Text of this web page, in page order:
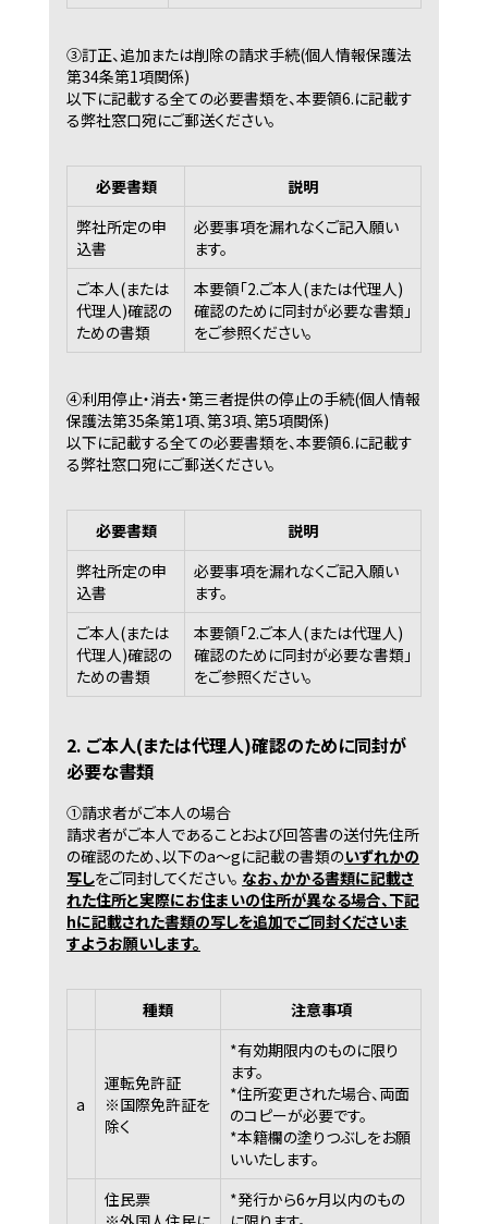
③訂正、追加または削除の請求手続(個人情報保護法
第34条第1項関係)
以下に記載する全ての必要書類を、本要領6.に記載す
る弊社窓口宛にご郵送ください。
必要書類
説明
弊社所定の申
込書
必要事項を漏れなくご記入願い
ます。
ご本人(または
代理人)確認の
ための書類
本要領｢2.ご本人(または代理人)
確認のために同封が必要な書類｣
をご参照ください。
④利用停止・消去・第三者提供の停止の手続(個人情報
保護法第35条第1項、第3項、第5項関係)
以下に記載する全ての必要書類を、本要領6.に記載す
る弊社窓口宛にご郵送ください。
必要書類
説明
弊社所定の申
込書
必要事項を漏れなくご記入願い
ます。
ご本人(または
代理人)確認の
ための書類
本要領｢2.ご本人(または代理人)
確認のために同封が必要な書類｣
をご参照ください。
2. ご本人(または代理人)確認のために同封が
必要な書類
①請求者がご本人の場合
請求者がご本人であることおよび回答書の送付先住所
の確認のため、以下のa～gに記載の書類のいずれかの
写しをご同封してください。 なお、かかる書類に記載さ
れた住所と実際にお住まいの住所が異なる場合、下記
hに記載された書類の写しを追加でご同封くださいま
すようお願いします。
種類 注意事項
a
運転免許証
※国際免許証を
除く
*有効期限内のものに限り
ます。
*住所変更された場合、両面
のコピーが必要です。
*本籍欄の塗りつぶしをお願
いいたします。
住民票
*発行から6ヶ月以内のもの